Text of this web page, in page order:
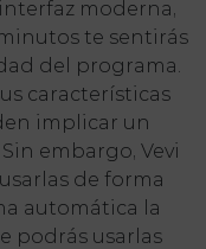
moderna,
te sentirás
del programa.
características
implicar un
embargo, Vevi
de forma
automática la
podrás usarlas